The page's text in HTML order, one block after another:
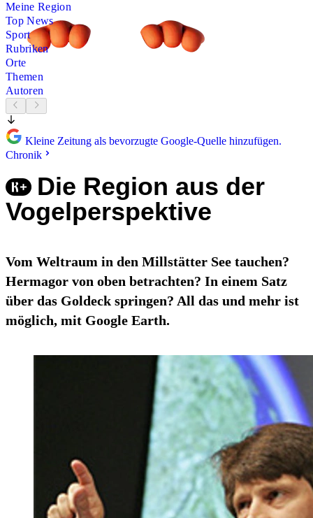
Meine Region
Top News
Sport
Rubriken
Orte
Themen
Autoren
Kleine Zeitung als bevorzugte Google-Quelle hinzufügen.
Chronik
Die Region aus der
Vogelperspektive
Vom Weltraum in den Millstätter See tauchen?
Hermagor von oben betrachten? In einem Satz
über das Goldeck springen? All das und mehr ist
möglich, mit Google Earth.